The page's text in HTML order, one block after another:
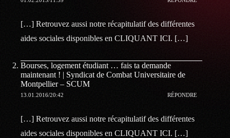
[…] Retrouvez aussi notre récapitulatif des différentes
aides sociales disponibles en CLIQUANT ICI. […]
Bourses, logement étudiant … fais ta demande
maintenant ! | Syndicat de Combat Universitaire de
Montpellier – SCUM
13.01.2016/20:42 RÉPONDRE
[…] Retrouvez aussi notre récapitulatif des différentes
aides sociales disponibles en CLIQUANT ICI. […]